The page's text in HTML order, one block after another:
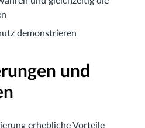
demonstrieren
und
erhebliche Vorteile